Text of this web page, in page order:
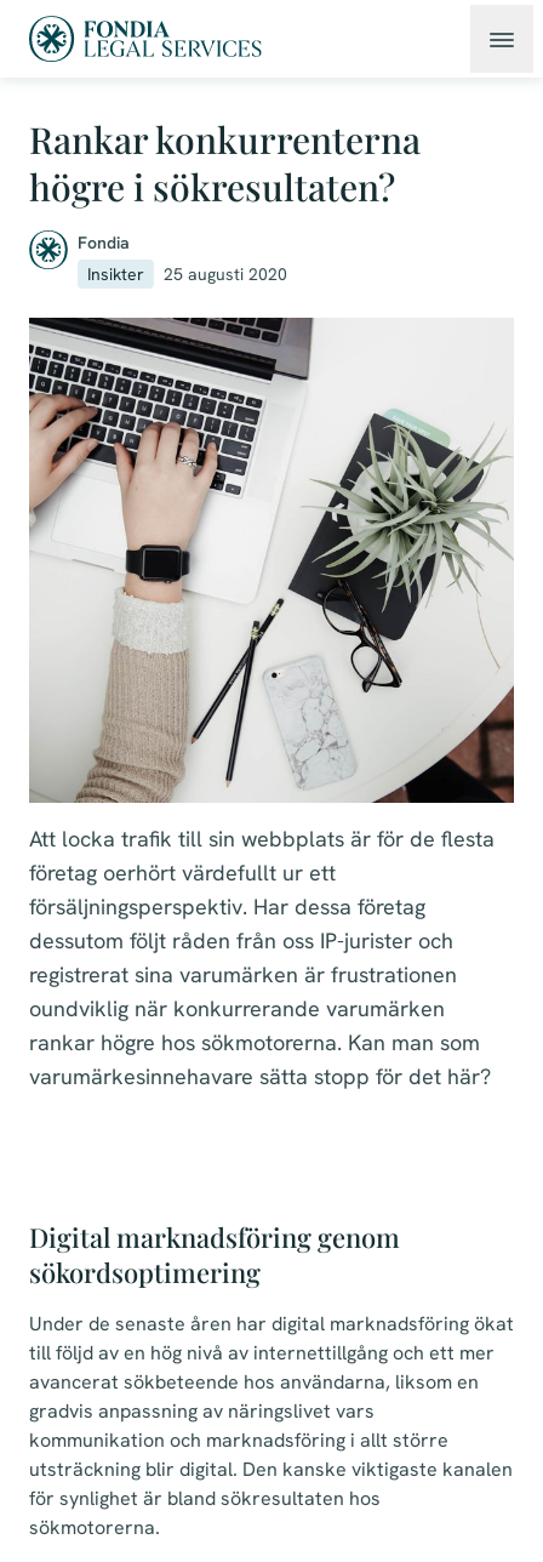
Rankar konkurrenterna
högre i sökresultaten?
Fondia
Insikter
25 augusti 2020
Att locka trafik till sin webbplats är för de flesta
företag oerhört värdefullt ur ett
försäljningsperspektiv. Har dessa företag
dessutom följt råden från oss IP-jurister och
registrerat sina varumärken är frustrationen
oundviklig när konkurrerande varumärken
rankar högre hos sökmotorerna. Kan man som
varumärkesinnehavare sätta stopp för det här?
Digital marknadsföring genom
sökordsoptimering
Under de senaste åren har digital marknadsföring ökat
till följd av en hög nivå av internettillgång och ett mer
avancerat sökbeteende hos användarna, liksom en
gradvis anpassning av näringslivet vars
kommunikation och marknadsföring i allt större
utsträckning blir digital. Den kanske viktigaste kanalen
för synlighet är bland sökresultaten hos
sökmotorerna.